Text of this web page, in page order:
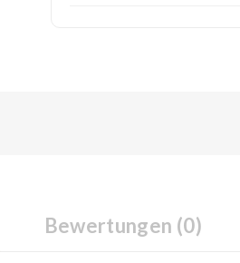
Bewertungen (0)